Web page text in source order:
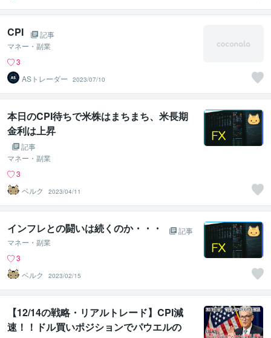
CPI
記事
マネー・副業
3
ASトレーダー
2023/07/10
本日のCPI待ちで米株はまちまち、米長期
金利は上昇
記事
マネー・副業
3
ベルク
2023/04/11
インフレとの闘いは続くのか・・・
記事
マネー・副業
3
ベルク
2023/02/15
【12/14の戦略・リアルトレード】CPI減
速！！ドル買いポジションでパウエルの